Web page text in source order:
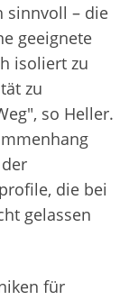
sinnvoll – die
geeignete
isoliert zu
zu
so Heller.
die bei
gelassen
für